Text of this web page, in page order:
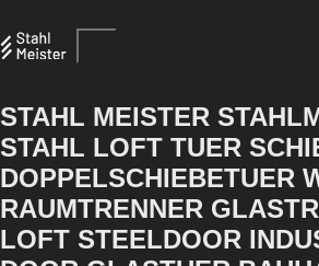
STAHL MEISTER
STAHL LOFT TUER
DOPPELSCHIEBETUER
RAUMTRENNER
LOFT STEELDOOR